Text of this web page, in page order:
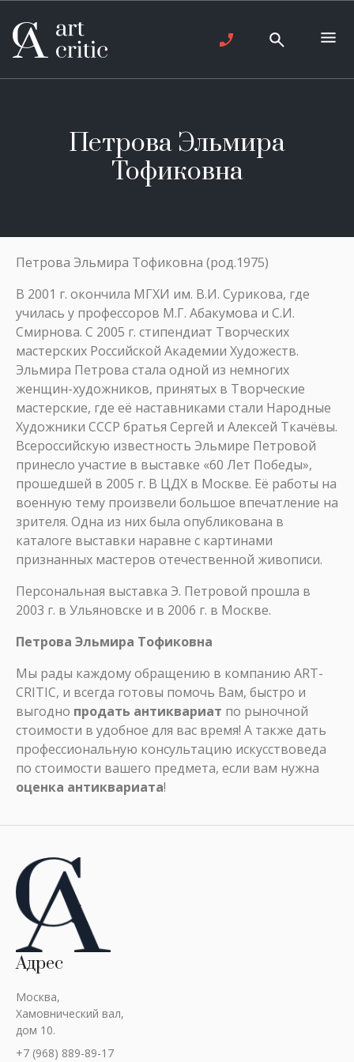
Петрова Эльмира
Тофиковна
Петрова Эльмира Тофиковна (род.1975)
В 2001 г. окончила МГХИ им. В.И. Сурикова, где
училась у профессоров М.Г. Абакумова и С.И.
Смирнова. С 2005 г. стипендиат Творческих
мастерских Российской Академии Художеств.
Эльмира Петрова стала одной из немногих
женщин-художников, принятых в Творческие
мастерские, где её наставниками стали Народные
Художники СССР братья Сергей и Алексей Ткачёвы.
Всероссийскую известность Эльмире Петровой
принесло участие в выставке «60 Лет Победы»,
прошедшей в 2005 г. В ЦДХ в Москве. Её работы на
военную тему произвели большое впечатление на
зрителя. Одна из них была опубликована в
каталоге выставки наравне с картинами
признанных мастеров отечественной живописи.
Персональная выставка Э. Петровой прошла в
2003 г. в Ульяновске и в 2006 г. в Москве.
Петрова Эльмира Тофиковна
Мы рады каждому обращению в компанию ART-
CRITIC, и всегда готовы помочь Вам, быстро и
выгодно продать антиквариат по рыночной
стоимости в удобное для вас время! А также дать
профессиональную консультацию искусствоведа
по стоимости вашего предмета, если вам нужна
оценка антиквариата!
Адрес
Москва,
Хамовнический вал,
дом 10.
+7 (968) 889-89-17